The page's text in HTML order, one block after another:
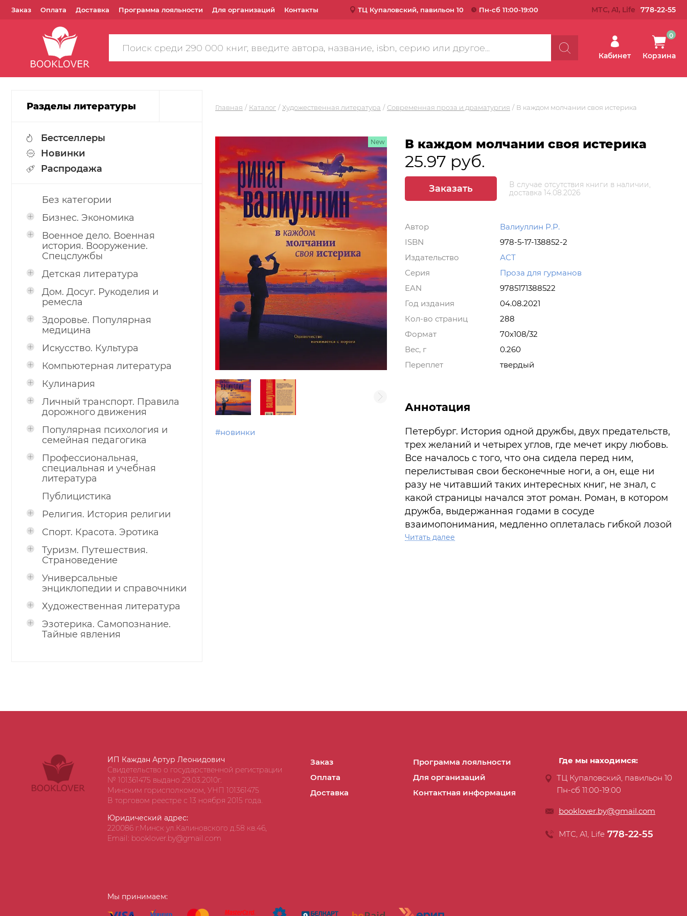
Заказ Оплата Доставка Программа лояльности Для организаций Контакты ТЦ Купаловский, павильон 10 Пн-сб 11:00-19:00 МТС, A1, Life 778-22-55
Поиск
по
Кабинет Корзина
0
Разделы литературы
Бестселлеры
Новинки
Распродажа
Без категории
Бизнес. Экономика
Военное дело. Военная
история. Вооружение.
Спецслужбы
Детская литература
Дом. Досуг. Рукоделия и
ремесла
Здоровье. Популярная
медицина
Искусство. Культура
Компьютерная литература
Кулинария
Личный транспорт. Правила
дорожного движения
Популярная психология и
семейная педагогика
Профессиональная,
специальная и учебная
литература
Публицистика
Религия. История религии
Спорт. Красота. Эротика
Туризм. Путешествия.
Страноведение
Универсальные
энциклопедии и справочники
Художественная литература
Эзотерика. Самопознание.
Тайные явления
Главная Каталог Художественная литература Современная проза и драматургия В каждом молчании своя истерика
New
#новинки
В каждом молчании своя истерика
25.97 руб.
Заказать
В случае отсутствия книги в наличии,
доставка 14.08.2026
Автор
Валиуллин Р.Р.
ISBN
978-5-17-138852-2
Издательство
АСТ
Серия
Проза для гурманов
EAN
9785171388522
Год издания
04.08.2021
Кол-во страниц
288
Формат
70x108/32
Вес, г
0.260
Переплет
твердый
Аннотация
Петербург. История одной дружбы, двух предательств,
трех желаний и четырех углов, где мечет икру любовь.
Все началось с того, что она сидела перед ним,
перелистывая свои бесконечные ноги, а он, еще ни
разу не читавший таких интересных книг, не знал, с
какой страницы начался этот роман. Роман, в котором
дружба, выдержанная годами в сосуде
взаимопонимания, медленно оплеталась гибкой лозой
любви до тех пор, пока стекло не треснуло, и изнутри
Читать далее
ИП Каждан Артур Леонидович
Свидетельство о государственной регистрации
№ 101361475 выдано 29.03.2010г.
Минским горисполкомом, УНП 101361475
В торговом реестре с 13 ноября 2015 года.
Юридический адрес:
220086 г.Минск ул.Калиновского д.58 кв.46,
Email: booklover.by@gmail.com
Заказ
Оплата
Доставка
Программа лояльности
Для организаций
Контактная информация
Мы принимаем:
Где мы находимся:
ТЦ Купаловский, павильон 10
Пн-сб 11:00-19:00
booklover.by@gmail.com
МТС, А1, Life 778-22-55